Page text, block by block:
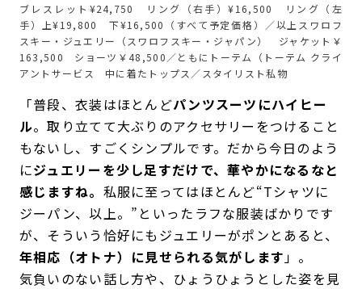
ブレスレット¥24,750 リング（右手）¥16,500 リング（左
手）上¥19,800 下¥16,500（すべて予定価格）／以上スワロフ
スキー・ジュエリー（スワロフスキー・ジャパン） ジャケット￥
163,500 ショーツ￥48,500／ともにトーテム（トーテム クライ
アントサービス 中に着たトップス／スタイリスト私物
「普段、衣装はほとんどパンツスーツにハイヒー
ル。取り立てて大ぶりのアクセサリーをつけること
もないし、すごくシンプルです。だから今日のよう
にジュエリーを少し足すだけで、華やかになるなと
感じますね。 私服に至ってはほとんど“Tシャツに
ジーパン、以上。”といったラフな服装ばかりです
が、そういう恰好にもジュエリーがポンとあると、
年相応（オトナ）に見せられる気がします 」。
気負いのない話し方や、ひょうひょうとした姿を見